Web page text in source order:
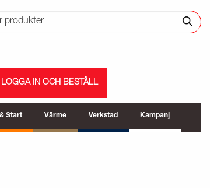
LOGGA IN OCH BESTÄLL
Start Värme Verkstad Kampanj